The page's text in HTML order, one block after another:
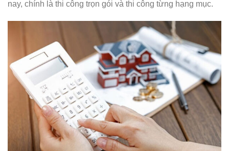
nay, chính là thi công trọn gói và thi công từng hạng mục.